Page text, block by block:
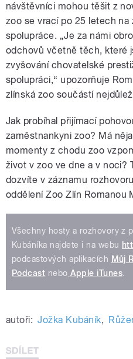
návštěvníci mohou těšit z
zoo se vrací po 25 letech na
spolupráce. „Je za námi
odchovů včetně těch, které
zvyšování chovatelské
spolupráci,“ upozorňuje
zlínská zoo součástí
Jak probíhal přijímací
zaměstnankyni zoo? Má
momenty z chodu zoo
život v zoo ve dne a v noci?
dozvíte v záznamu
oddělení Zoo Zlín Romanou
Všechny hosty a rozhovory z
Kubáníka najdete i na webu
podcastových aplikacích Můj
Podcast nebo Apple iTunes.
autoři: Jožka Kubáník,